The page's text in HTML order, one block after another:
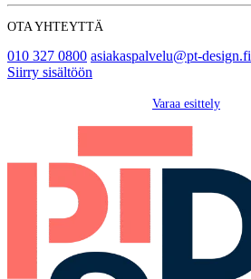
OTA YHTEYTTÄ
010 327 0800 asiakaspalvelu@pt-design.fi
Siirry sisältöön
Varaa esittely